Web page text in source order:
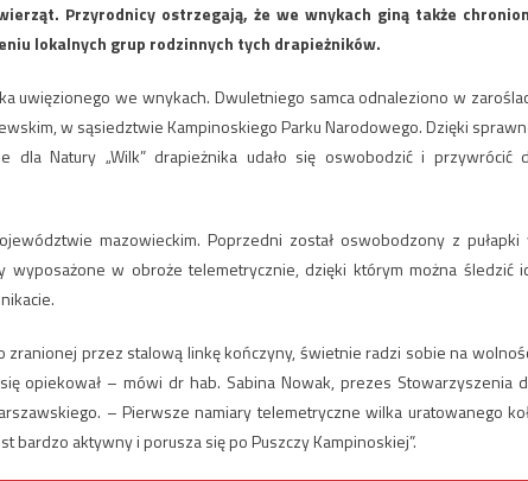
Przyrodnicy ostrzegają, że we wnykach giną także
lokalnych grup rodzinnych tych drapieżników.
uwięzionego we wnykach. Dwuletniego samca odnaleziono w
w sąsiedztwie Kampinoskiego Parku Narodowego. Dzięki
dla Natury „Wilk” drapieżnika udało się oswobodzić i przywrócić
mazowieckim. Poprzedni został oswobodzony z pułapki
wyposażone w obroże telemetrycznie, dzięki którym można śledzić
zranionej przez stalową linkę kończyny, świetnie radzi sobie na
opiekował – mówi dr hab. Sabina Nowak, prezes Stowarzyszenia
– Pierwsze namiary telemetryczne wilka uratowanego
bardzo aktywny i porusza się po Puszczy Kampinoskiej”.